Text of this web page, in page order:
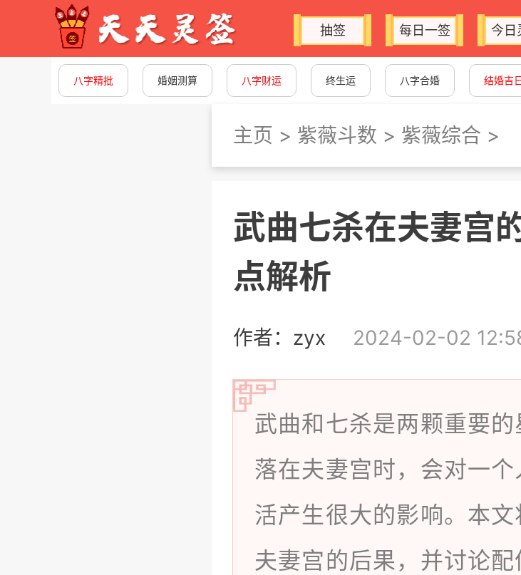
抽签 每日一签 今日
八字精批 婚姻测算 八字财运 终生运 八字合婚 结婚吉
主页 > 紫薇斗数 > 紫薇综合 >
武曲七杀在夫妻宫
点解析
作者：zyx 2024-02-02
武曲和七杀是两颗重要
落在夫妻宫时，会对一
活产生很大的影响。本
夫妻宫的后果，并讨论